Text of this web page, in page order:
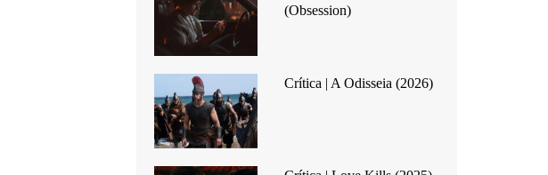
(Obsession)
Crítica | A Odisseia (2026)